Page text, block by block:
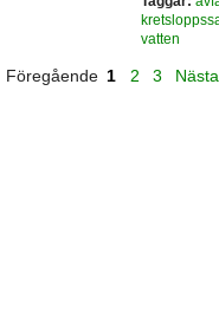
vatten
Föregående 1 2 3